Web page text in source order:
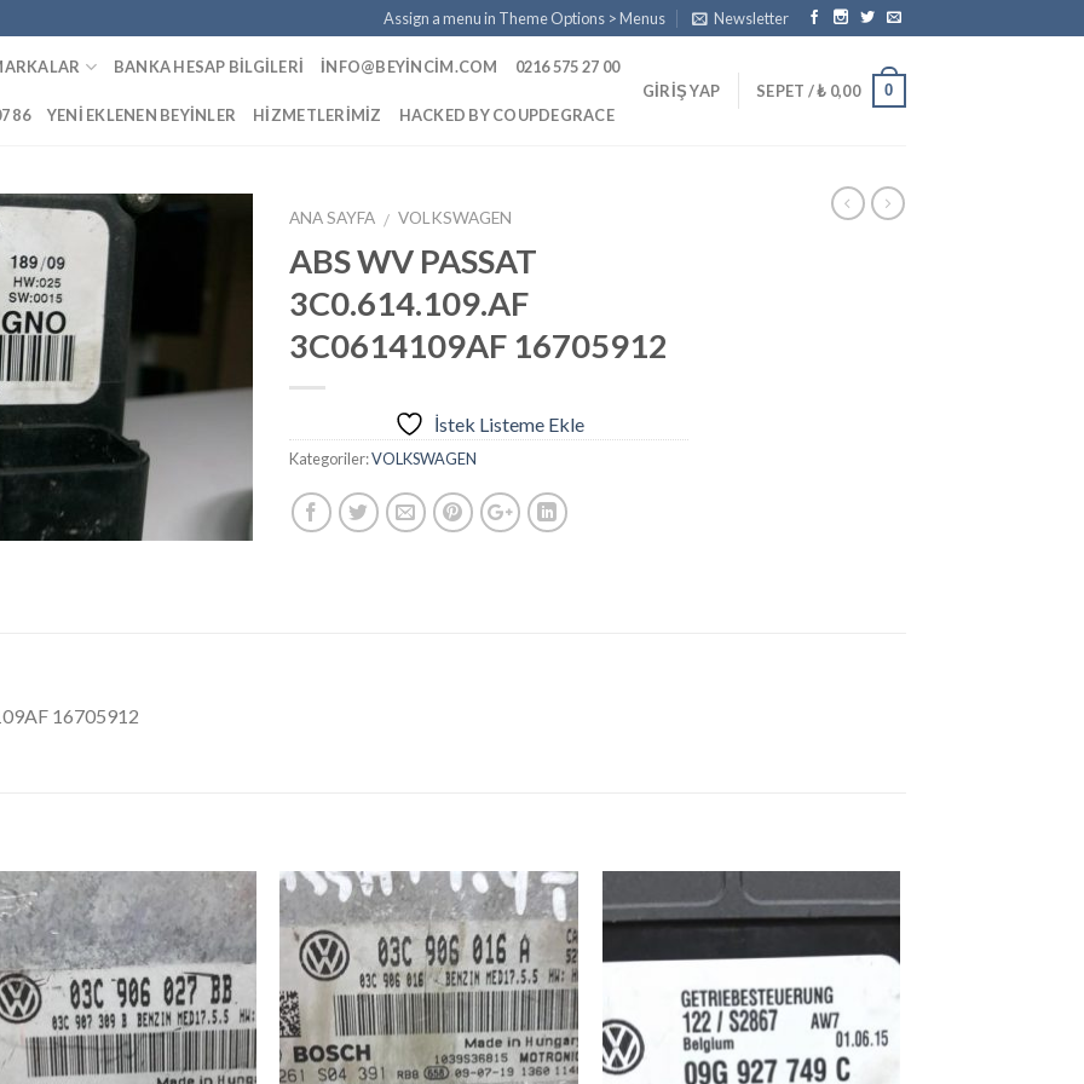
Assign a menu in Theme Options > Menus Newsletter
BANKA HESAP BILGILERI INFO@BEYINCIM.COM 0216 575 27 00
86 YENI EKLENEN BEYINLER HIZMETLERIMIZ HACKED BY COUPDEGRACE
GIRIŞ YAP SEPET /₺ 0,00 0
Listeme
ANA SAYFA / VOLKSWAGEN
ABS WV PASSAT
3C0.614.109.AF
3C0614109AF 16705912
İstek Listeme Ekle
Kategoriler:VOLKSWAGEN
16705912
İstek
Listeme
Ekle
İstek
Listeme
Ekle
Listeme